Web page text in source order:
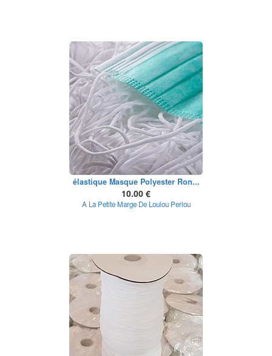
élastique Masque Polyester Ron...
10.00 €
A La Petite Marge De Loulou Perlou